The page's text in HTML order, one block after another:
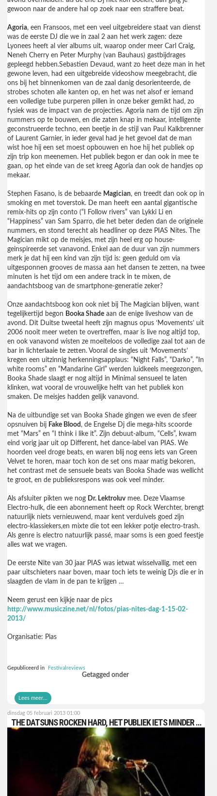
gewoon naar de andere hal op zoek naar een straffere beat.
Agoria, een Fransoos, met een veel uitgebreidere staat van dienst
was de eerste DJ die we in zaal 2 aan het werk zagen: deze
Lyonees heeft al vier albums uit, waarop onder meer Carl Craig,
Neneh Cherry en Peter Murphy (van Bauhaus) gastbijdrages
gepleegd hebben.Sebastien Devaud, want zo heet deze man in het
gewone leven, had een uitgebreide videoshow meegebracht, die
ons bij het binnenkomen van de zaal danig desorienteerde, de
strobes schoten alle kanten op, en het was net alsof er iemand
een volledige tube purperen pillen in onze beker gemikt had, zo
fysiek was de impact van de projecties. Agoria nam de tijd om zijn
nummers op te bouwen, en die zaten knap in mekaar, intelligente
geconstrueerde techno, een beetje in de stijl van Paul Kalkbrenner
of Laurent Garnier, in ieder geval had je het gevoel dat de man
wist hoe hij een set moest opbouwen en hoe hij het publiek op
zijn trip kon meenemen. Het publiek begon er dan ook in mee te
gaan, op het einde van de set kreeg Agoria dan ook de handjes op
mekaar.
Stephen Fasano, is de bebaarde Magician, en treedt dan ook op in
smoking en met toverstok. De man heeft een aantal gigantische
remix-hits op zijn conto (“I Follow rivers” van Lykki Li en
“Happiness” van Sam Sparro, die het beter deden dan de originele
nummers, en stond terecht als headliner op deze PIAS Nites. The
Magician mikt op de meisjes, met zijn heel erg op house-
geinspireerde set vanavond. Enkel aan de duur van zijn nummers
merk je dat hij een kind van zijn tijd is: geen geduld om via
uitgesponnen grooves de massa aan het dansen te zetten, na twee
minuten is het tijd om een andere track in te mixen, de
aandachtsboog van de smartphone-generatie zeker?
Onze aandachtsboog kon ook niet bij The Magician blijven, want
tegelijkertijd begon Booka Shade aan de enige liveshow van de
avond. Dit Duitse tweetal heeft zijn magnus opus ‘Movements’ uit
2006 nooit meer weten te overtreffen, maar is live nog altijd top,
en ook vanavond wisten ze moeiteloos de volledige zaal tot aan de
bar in lichterlaaie te zetten. Vooral de singles uit ‘Movements’
kregen een uitzinnig herkenningsapplaus: “Night Falls”, “Darko”, “In
white rooms” en “Mandarine Girl” werden luidkeels meegezongen,
Booka Shade slaagt er nog altijd in Minimal sensueel te laten
klinken, wat vooral de vrouwelijke helft van het publiek kon
smaken. De meisjes hadden gelijk vanavond.
Na de uitbundige set van Booka Shade gingen we even de sfeer
opsnuiven bij Fake Blood , de Engelse Dj die mega-hits scoorde
met “Mars” en “I think i like it”. Zijn debuut-album, “Cells”, kwam
eind vorig jaar uit op Different, het dance-label van PIAS. We
hoorden veel droge beats, en waren blij nog eens iets van Green
Velvet te horen, maar toch kon de set ons maar matig bekoren,
het contrast met de sensuele beats van Booka Shade was wellicht
te groot, en de publieksrespons was ook veel minder.
Als afsluiter pikten we nog Dr. Lektroluvmee. Deze Vlaamse
Electro-hulk, die een abonnement heeft op Rock Werchter, brengt
natuurlijk niets vernieuwend, maar kent verduivels goed zijn
electro-klassiekers,en mixte die tot een lekker potje electro-trash.
Als genre is electro natuurlijk passé, maar soms is een goed feestje
alles wat we vragen.
De eerste Nite van 30 jaar PIAS was ietwat wisselvallig, met een
paar uitschieters naar boven, maar toch iets te weinig Djs die er in
slaagden de vlam in de pan te krijgen …
Neem gerust een kijkje naar de pics
http://www.musiczine.net/nl/fotos/pias-nites-dag-1-15-02-
2013/
Organisatie: Pias
Gepubliceerd in Festivalreviews
Getagged onder
Lees meer...
dinsdag 05 februari 2013 01:00
THE DATSUNS ROCKEN HARD, HET PUBLIEK IETS MINDER …